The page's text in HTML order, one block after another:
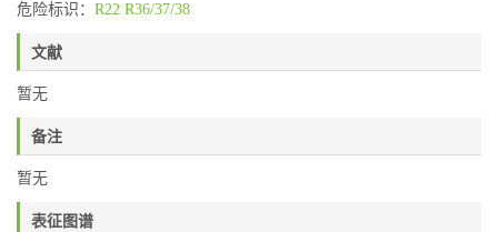
危险标识： R22 R36/37/38
文献
暂无
备注
暂无
表征图谱